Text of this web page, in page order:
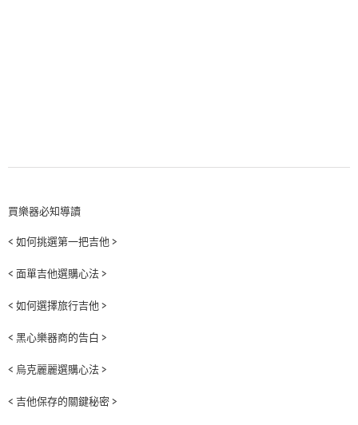
買樂器必知導讀
< 如何挑選第一把吉他 >
< 面單吉他選購心法 >
< 如何選擇旅行吉他 >
< 黑心樂器商的告白 >
< 烏克麗麗選購心法 >
< 吉他保存的關鍵秘密 >